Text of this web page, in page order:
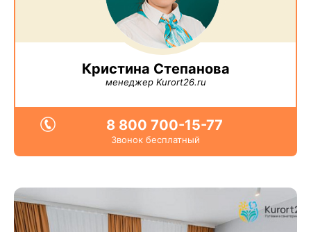
Кристина Степанова
менеджер Kurort26.ru
8 800 700-15-77
Звонок бесплатный